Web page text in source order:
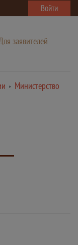
Войти
заявителей
Министерство